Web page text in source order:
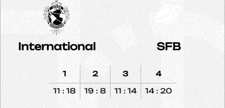
International SFB
1
11 : 18
2
19 : 8
3
11 : 14
4
14 : 20